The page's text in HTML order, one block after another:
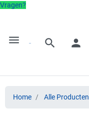
Vragen?
menu search person
Home Alle Producten